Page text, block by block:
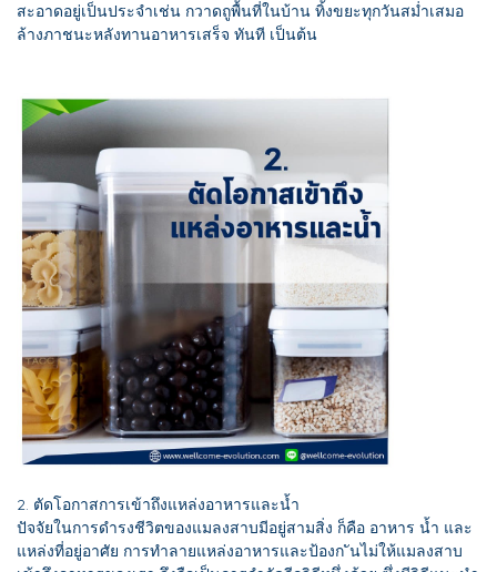
สะอาดอยู่เป็นประจำเช่น กวาดถูพื้นที่ในบ้าน ทิ้งขยะทุกวันสม่ำเสมอ
ล้างภาชนะหลังทานอาหารเสร็จ ทันที เป็นต้น
2. ตัดโอกาสการเข้าถึงแหล่งอาหารและน้ำ
ปัจจัยในการดำรงชีวิตของแมลงสาบมีอยู่สามสิ่ง ก็คือ อาหาร น้ำ และ
แหล่งที่อยู่อาศัย การทำลายแหล่งอาหารและป้องก ันไม่ให้แมลงสาบ